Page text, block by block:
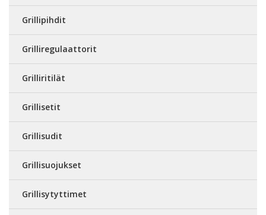
Grillipihdit
Grilliregulaattorit
Grilliritilät
Grillisetit
Grillisudit
Grillisuojukset
Grillisytyttimet